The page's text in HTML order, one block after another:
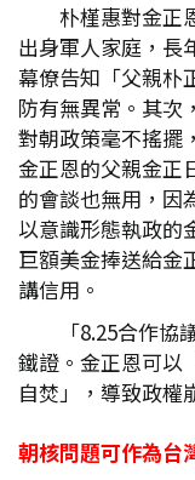
朴槿惠對金正
出身軍人家庭，長
幕僚告知「父親朴
防有無異常。其次
對朝政策毫不搖擺
金正恩的父親金正
的會談也無用，因
以意識形態執政的
巨額美金捧送給金
講信用。
「8.25合作
鐵證。金正恩可以
自焚」，導致政權
朝核問題可作為台